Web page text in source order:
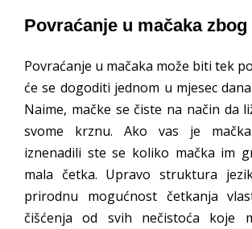
Povraćanje u mačaka zbog
Povraćanje u mačaka može biti tek
će se dogoditi jednom u mjesec
Naime, mačke se čiste na način da
svome krznu. Ako vas je
iznenadili ste se koliko mačka im
mala četka. Upravo struktura
prirodnu mogućnost četkanja
čišćenja od svih nečistoća koje